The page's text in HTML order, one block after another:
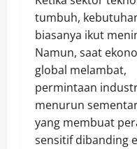
tumbuh,
biasanya ikut
Namun, saat
global melambat,
permintaan
menurun
yang membuat
sensitif dibanding